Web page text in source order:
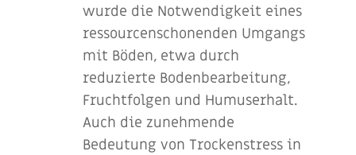
wurde die Notwendigkeit eines
ressourcenschonenden Umgangs
mit Böden, etwa durch
reduzierte Bodenbearbeitung,
Fruchtfolgen und Humuserhalt.
Auch die zunehmende
Bedeutung von Trockenstress in